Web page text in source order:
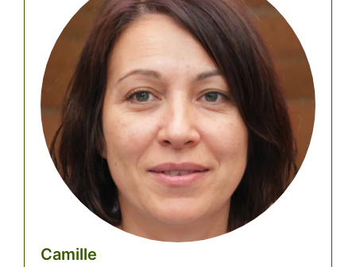
Camille